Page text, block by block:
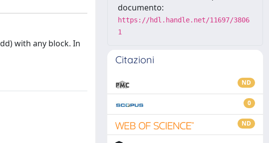
with any block. In
documento:
https://hdl.handle.net/11697/3806
1
Citazioni
ND
0
ND